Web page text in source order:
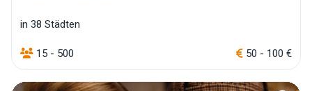
in 38 Städten
15 - 500 50 - 100 €